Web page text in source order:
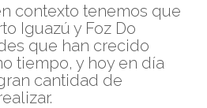
contexto tenemos que
Iguazú y Foz Do
que han crecido
tiempo, y hoy en día
cantidad de